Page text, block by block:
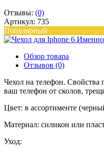
Отзывы: (0)
Артикул: 735
Популярный
Обзор товара
Отзывов (0)
Чехол на телефон. Свойства
ваш телефон от сколов,
Цвет: в ассортименте
Материал: силикон или
Уход: